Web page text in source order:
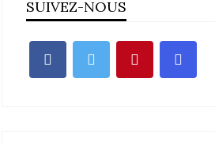
SUIVEZ-NOUS